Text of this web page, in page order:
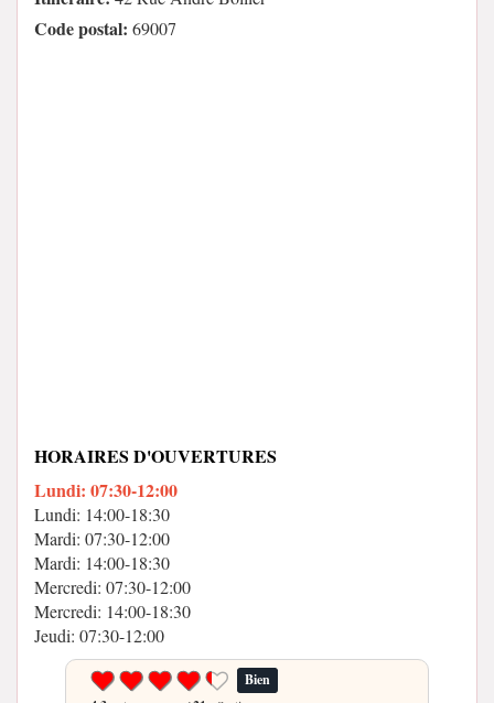
Code postal: 69007
HORAIRES D'OUVERTURES
Lundi: 07:30-12:00
Lundi: 14:00-18:30
Mardi: 07:30-12:00
Mardi: 14:00-18:30
Mercredi: 07:30-12:00
Mercredi: 14:00-18:30
Jeudi: 07:30-12:00
Bien